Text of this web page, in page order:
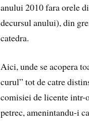
anului 2010 fara orele
decursul anului), din
catedra.
Aici, unde se acopera
curul” tot de catre
comisiei de licente intr-
petrec, amenintandu-i